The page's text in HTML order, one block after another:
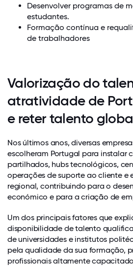
Desenvolver programas de
estudantes.
Formação contínua e
de trabalhadores
Valorização do
atratividade de
e reter talento
Nos últimos anos, diversas
escolheram Portugal para instalar
partilhados, hubs tecnológicos,
operações de suporte ao cliente e
regional, contribuindo para o
económico e para a criação de
Um dos principais fatores que
disponibilidade de talento
de universidades e institutos
pela qualidade da sua formação,
profissionais altamente